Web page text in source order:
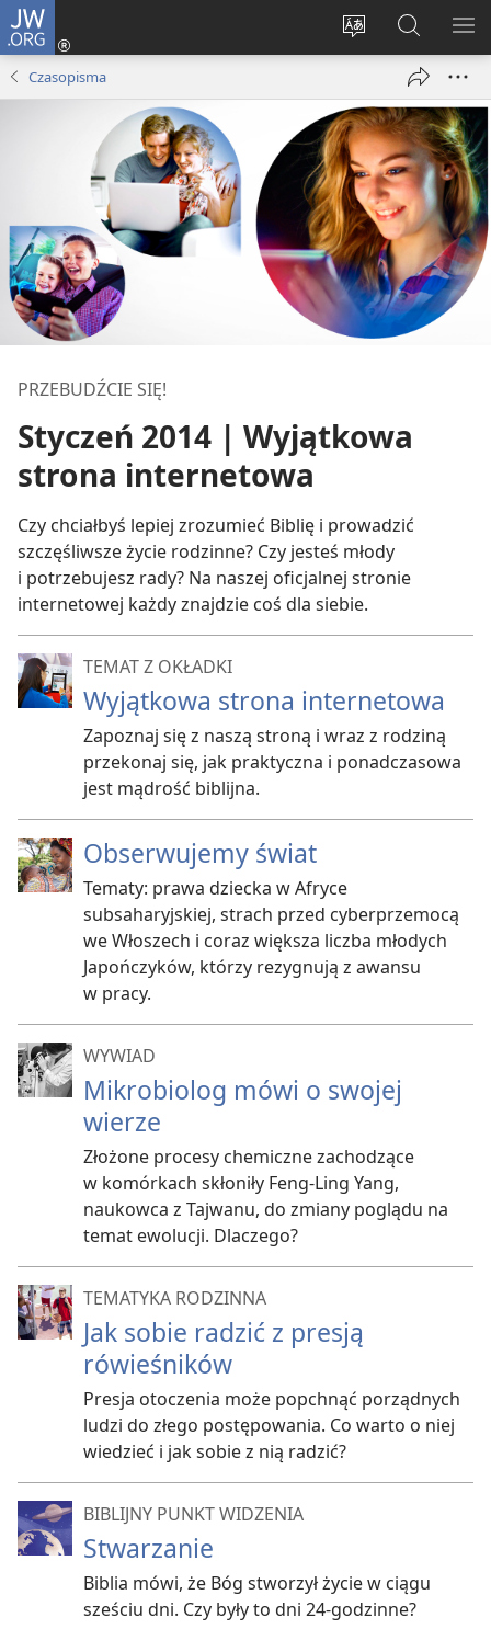
JW.ORG
Wybór
Logowanie
(opens
Szukaj
na
JW.ORG
Czasopisma
PRZEBUDŹCIE SIĘ!
Styczeń 2014 | Wyjątkowa
strona internetowa
Czy chciałbyś lepiej zrozumieć Biblię i prowadzić
szczęśliwsze życie rodzinne? Czy jesteś młody
i potrzebujesz rady? Na naszej oficjalnej stronie
internetowej każdy znajdzie coś dla siebie.
TEMAT Z OKŁADKI
Wyjątkowa strona internetowa
Zapoznaj się z naszą stroną i wraz z rodziną
przekonaj się, jak praktyczna i ponadczasowa
jest mądrość biblijna.
Obserwujemy świat
Tematy: prawa dziecka w Afryce
subsaharyjskiej, strach przed cyberprzemocą
we Włoszech i coraz większa liczba młodych
Japończyków, którzy rezygnują z awansu
w pracy.
WYWIAD
Mikrobiolog mówi o swojej
wierze
Złożone procesy chemiczne zachodzące
w komórkach skłoniły Feng-Ling Yang,
naukowca z Tajwanu, do zmiany poglądu na
temat ewolucji. Dlaczego?
TEMATYKA RODZINNA
Jak sobie radzić z presją
rówieśników
Presja otoczenia może popchnąć porządnych
ludzi do złego postępowania. Co warto o niej
wiedzieć i jak sobie z nią radzić?
BIBLIJNY PUNKT WIDZENIA
Stwarzanie
Biblia mówi, że Bóg stworzył życie w ciągu
sześciu dni. Czy były to dni 24-godzinne?